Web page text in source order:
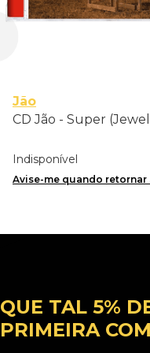
Jão
CD Jão - Super
Indisponível
Avise-me quando
QUE TAL 5%
PRIMEIRA